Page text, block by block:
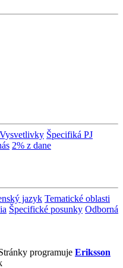
Vysvetlivky Špecifiká PJ
2% z dane
jazyk Tematické oblasti
Špecifické posunky Odborná
programuje Eriksson